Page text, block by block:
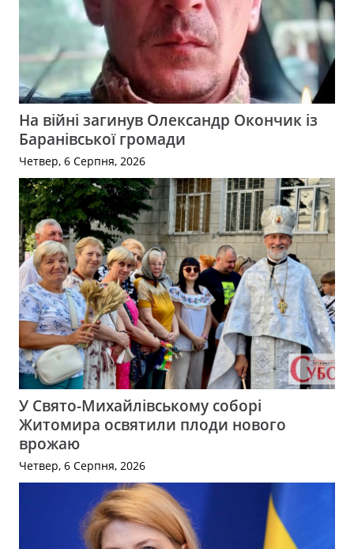
На війні загинув Олександр Окончик із
Баранівської громади
Четвер, 6 Серпня, 2026
У Свято-Михайлівському соборі
Житомира освятили плоди нового
врожаю
Четвер, 6 Серпня, 2026